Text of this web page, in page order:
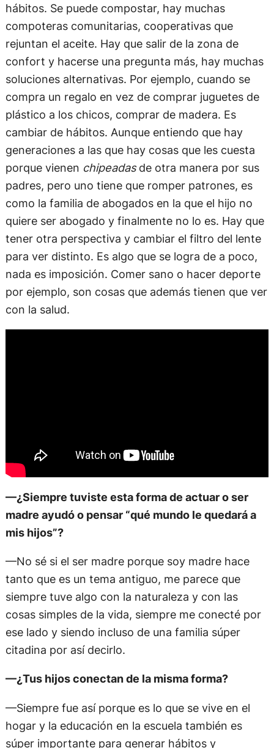
hábitos. Se puede compostar, hay muchas
compoteras comunitarias, cooperativas que
rejuntan el aceite. Hay que salir de la zona de
confort y hacerse una pregunta más, hay muchas
soluciones alternativas. Por ejemplo, cuando se
compra un regalo en vez de comprar juguetes de
plástico a los chicos, comprar de madera. Es
cambiar de hábitos. Aunque entiendo que hay
generaciones a las que hay cosas que les cuesta
porque vienen chipeadasde otra manera por sus
padres, pero uno tiene que romper patrones, es
como la familia de abogados en la que el hijo no
quiere ser abogado y finalmente no lo es. Hay que
tener otra perspectiva y cambiar el filtro del lente
para ver distinto. Es algo que se logra de a poco,
nada es imposición. Comer sano o hacer deporte
por ejemplo, son cosas que además tienen que ver
con la salud.
—¿Siempre tuviste esta forma de actuar o ser
madre ayudó o pensar “qué mundo le quedará a
mis hijos”?
—No sé si el ser madre porque soy madre hace
tanto que es un tema antiguo, me parece que
siempre tuve algo con la naturaleza y con las
cosas simples de la vida, siempre me conecté por
ese lado y siendo incluso de una familia súper
citadina por así decirlo.
—¿Tus hijos conectan de la misma forma?
—Siempre fue así porque es lo que se vive en el
hogar y la educación en la escuela también es
súper importante para generar hábitos y